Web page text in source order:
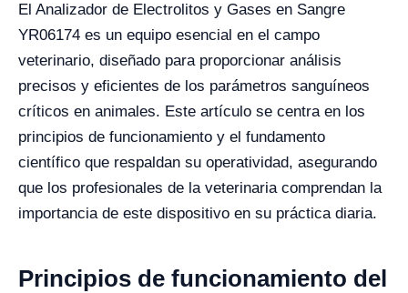
El Analizador de Electrolitos y Gases en Sangre
YR06174 es un equipo esencial en el campo
veterinario, diseñado para proporcionar análisis
precisos y eficientes de los parámetros sanguíneos
críticos en animales. Este artículo se centra en los
principios de funcionamiento y el fundamento
científico que respaldan su operatividad, asegurando
que los profesionales de la veterinaria comprendan la
importancia de este dispositivo en su práctica diaria.
Principios de funcionamiento del